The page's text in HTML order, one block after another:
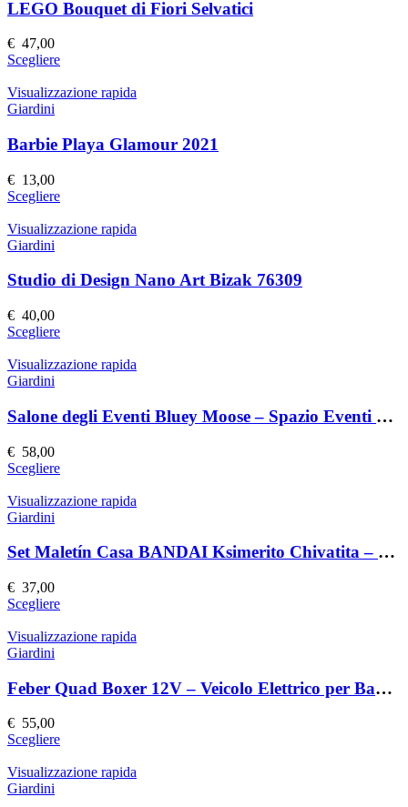
Le
opzioni
scelte
nella
pagina
prodotto
LEGO Bouquet di Fiori Selvatici
€ 47,00
ScegliereQuesto
ha
Le
opzioni
scelte
nella
pagina
prodotto
Visualizzazione rapida
Giardini
Barbie Playa Glamour 2021
€ 13,00
ScegliereQuesto
ha
Le
scelte
nella
pagina
prodotto
Visualizzazione rapida
Giardini
Studio di Design Nano Art Bizak 76309
€ 40,00
ScegliereQuesto
ha
Le
opzioni
scelte
nella
pagina
prodotto
Visualizzazione rapida
Giardini
Salone degli Eventi Bluey Moose – Spazio Eventi Elegante e Versatile
€ 58,00
ScegliereQuesto
ha
Le
scelte
nella
pagina
prodotto
Visualizzazione rapida
Giardini
Set Maletín Casa BANDAI Ksimerito Chivatita – Giocattolo Interattivo
€ 37,00
ScegliereQuesto
ha
Le
opzioni
scelte
nella
pagina
Visualizzazione rapida
Giardini
Feber Quad Boxer 12V – Veicolo Elettrico per Bambini
€ 55,00
ScegliereQuesto
ha
Visualizzazione rapida
Giardini